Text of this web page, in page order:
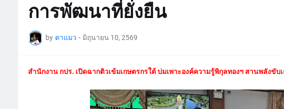
การพัฒนาที่ยั่งยืน
by ตาแมว - มิถุนายน 10, 2569
สำนักงาน กปร. เปิดฉากติวเข้มเกษตรกรใต้ บ่มเพาะองค์ความรู้พิกุลทองฯ สานพลังขั